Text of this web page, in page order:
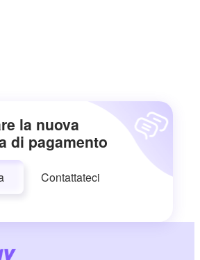
la nuova
di pagamento
Contattateci